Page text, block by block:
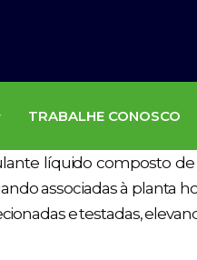
TRABALHE CONOSCO
líquido composto
associadas à planta
e testadas,